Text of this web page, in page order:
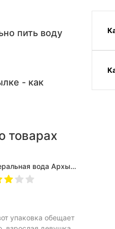
пить воду
- как
товарах
Минеральная вода Архыз Vita негазированная, ПЭТ 0.5 л (12 штук)
упаковка обещает